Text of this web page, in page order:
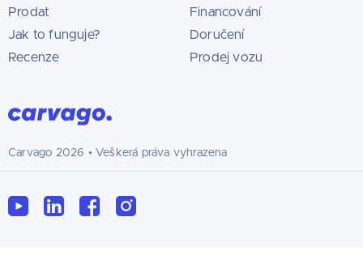
Carvago 2026 • Veškerá práva vyhrazena
Prodat
Jak to funguje?
Recenze
Financování
Doručení
Prodej vozu